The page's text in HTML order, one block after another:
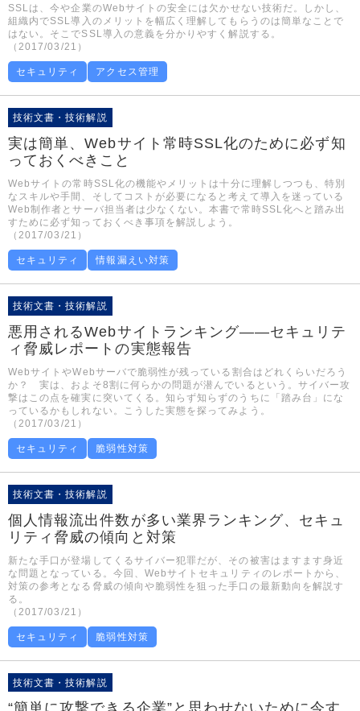
SSLは、今や企業のWebサイトの安全には欠かせない技術だ。しかし、
組織内でSSL導入のメリットを幅広く理解してもらうのは簡単なことで
はない。そこでSSL導入の意義を分かりやすく解説する。
（2017/03/21）
セキュリティ アクセス管理
技術文書・技術解説
実は簡単、Webサイト常時SSL化のために必ず知
っておくべきこと
Webサイトの常時SSL化の機能やメリットは十分に理解しつつも、特別
なスキルや手間、そしてコストが必要になると考えて導入を迷っている
Web制作者とサーバ担当者は少なくない。本書で常時SSL化へと踏み出
すために必ず知っておくべき事項を解説しよう。
（2017/03/21）
セキュリティ 情報漏えい対策
技術文書・技術解説
悪用されるWebサイトランキング――セキュリテ
ィ脅威レポートの実態報告
WebサイトやWebサーバで脆弱性が残っている割合はどれくらいだろう
か？ 実は、およそ8割に何らかの問題が潜んでいるという。サイバー攻
撃はこの点を確実に突いてくる。知らず知らずのうちに「踏み台」にな
っているかもしれない。こうした実態を探ってみよう。
（2017/03/21）
セキュリティ 脆弱性対策
技術文書・技術解説
個人情報流出件数が多い業界ランキング、セキュ
リティ脅威の傾向と対策
新たな手口が登場してくるサイバー犯罪だが、その被害はますます身近
な問題となっている。今回、Webサイトセキュリティのレポートから、
対策の参考となる脅威の傾向や脆弱性を狙った手口の最新動向を解説す
る。
（2017/03/21）
セキュリティ 脆弱性対策
技術文書・技術解説